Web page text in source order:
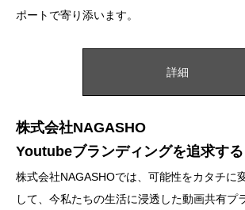
ポートで寄り添います。
詳細
株式会社NAGASHO
Youtubeブランディングを追求する
株式会社NAGASHOでは、可能性をカタチに
して、今私たちの生活に浸透した動画共有プ